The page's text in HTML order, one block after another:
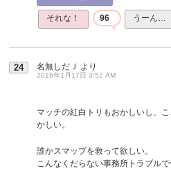
それな！ 96 うーん…
24 名無しだＪ より
2016年1月17日 3:52 AM
マッチの紅白トリもおかしいし、
かしい。
誰かスマップを救って欲しい。
こんなくだらない事務所トラブル